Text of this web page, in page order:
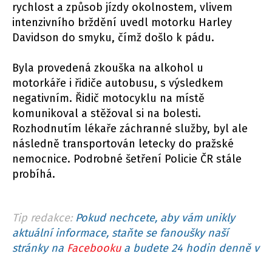
rychlost a způsob jízdy okolnostem, vlivem
intenzivního brždění uvedl motorku Harley
Davidson do smyku, čímž došlo k pádu.
Byla provedená zkouška na alkohol u
motorkáře i řidiče autobusu, s výsledkem
negativním. Řidič motocyklu na místě
komunikoval a stěžoval si na bolesti.
Rozhodnutím lékaře záchranné služby, byl ale
následně transportován letecky do pražské
nemocnice. Podrobné šetření Policie ČR stále
probíhá.
Tip redakce: Pokud nechcete, aby vám unikly
aktuální informace, staňte se fanoušky naší
stránky na Facebookua budete 24 hodin denně v